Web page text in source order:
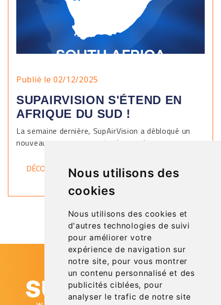
Nous utilisons des
cookies
Nous utilisons des cookies et
d'autres technologies de suivi
pour améliorer votre
expérience de navigation sur
notre site, pour vous montrer
un contenu personnalisé et des
publicités ciblées, pour
analyser le trafic de notre site
Publié le 02/12/2025
SUPAIRVISION S'ÉTEND EN
AFRIQUE DU SUD !
La semaine dernière, SupAirVision a débloqué un
nouveau pays sur sa carte du monde.
DÉCOUVRIR